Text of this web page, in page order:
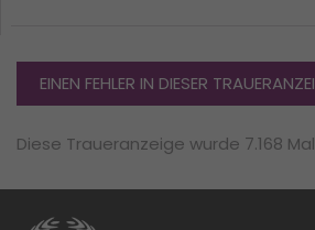
EINEN FEHLER IN DIESER
Diese Traueranzeige wurde 7.168